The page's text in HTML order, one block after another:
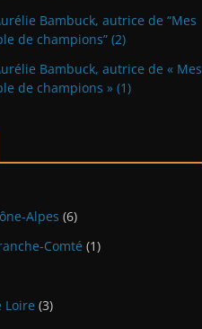
Bambuck, autrice de “Mes
de champions” (2)
Bambuck, autrice de « Mes
de champions » (1)
Alpes (6)
Comté (1)
Loire (3)